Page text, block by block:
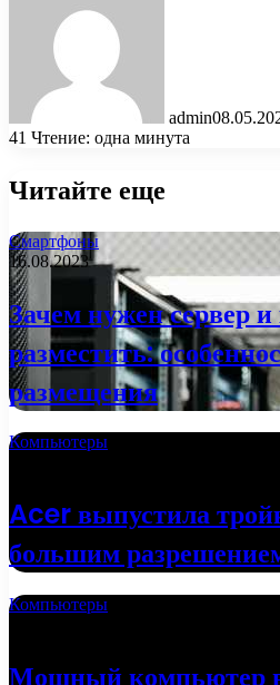
admin
41 Чтение: одна минута
Читайте еще
Смартфоны
16.08.2023
Зачем нужен сервер и
разместить:
размещения
Компьютеры
Acer выпустила
большим
Компьютеры
Мощный компьютер